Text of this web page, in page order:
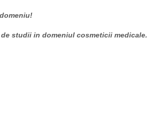
studii in domeniul cosmeticii medicale.